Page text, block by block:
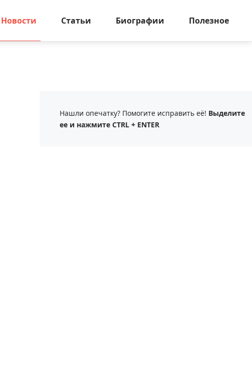
Новости Статьи Биографии Полезное
Нашли опечатку? Помогите исправить её! Выделите
ее и нажмите CTRL + ENTER